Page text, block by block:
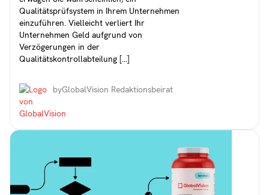
Qualitätsprüfsystem in Ihrem Unternehmen
einzuführen. Vielleicht verliert Ihr
Unternehmen Geld aufgrund von
Verzögerungen in der
Qualitätskontrollabteilung [...]
byGlobalVision Redaktionsbeirat